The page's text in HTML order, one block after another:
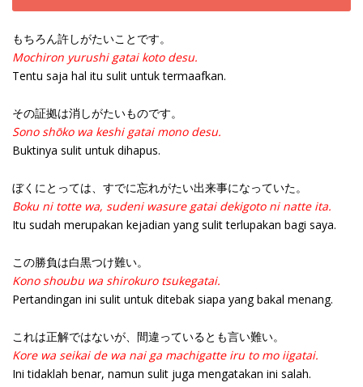
もちろん許しがたいことです。
Mochiron yurushi gatai koto desu.
Tentu saja hal itu sulit untuk termaafkan.
その証拠は消しがたいものです。
Sono shōko wa keshi gatai mono desu.
Buktinya sulit untuk dihapus.
ぼくにとっては、すでに忘れがたい出来事になっていた。
Boku ni totte wa, sudeni wasure gatai dekigoto ni natte ita.
Itu sudah merupakan kejadian yang sulit terlupakan bagi saya.
この勝負は白黒つけ難い。
Kono shoubu wa shirokuro tsukegatai.
Pertandingan ini sulit untuk ditebak siapa yang bakal menang.
これは正解ではないが、間違っているとも言い難い。
Kore wa seikai de wa nai ga machigatte iru to mo iigatai.
Ini tidaklah benar, namun sulit juga mengatakan ini salah.